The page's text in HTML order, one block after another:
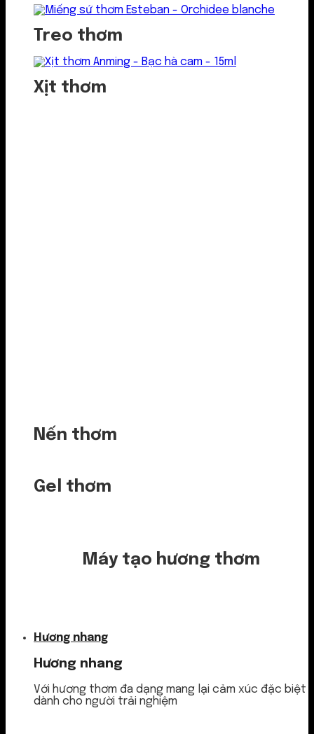
Treo thơm
Xịt thơm
Nến thơm
Gel thơm
Máy tạo hương thơm
Hương nhang
Hương nhang
Với hương thơm đa dạng mang lại cảm xúc đặc biệt
dành cho người trải nghiệm